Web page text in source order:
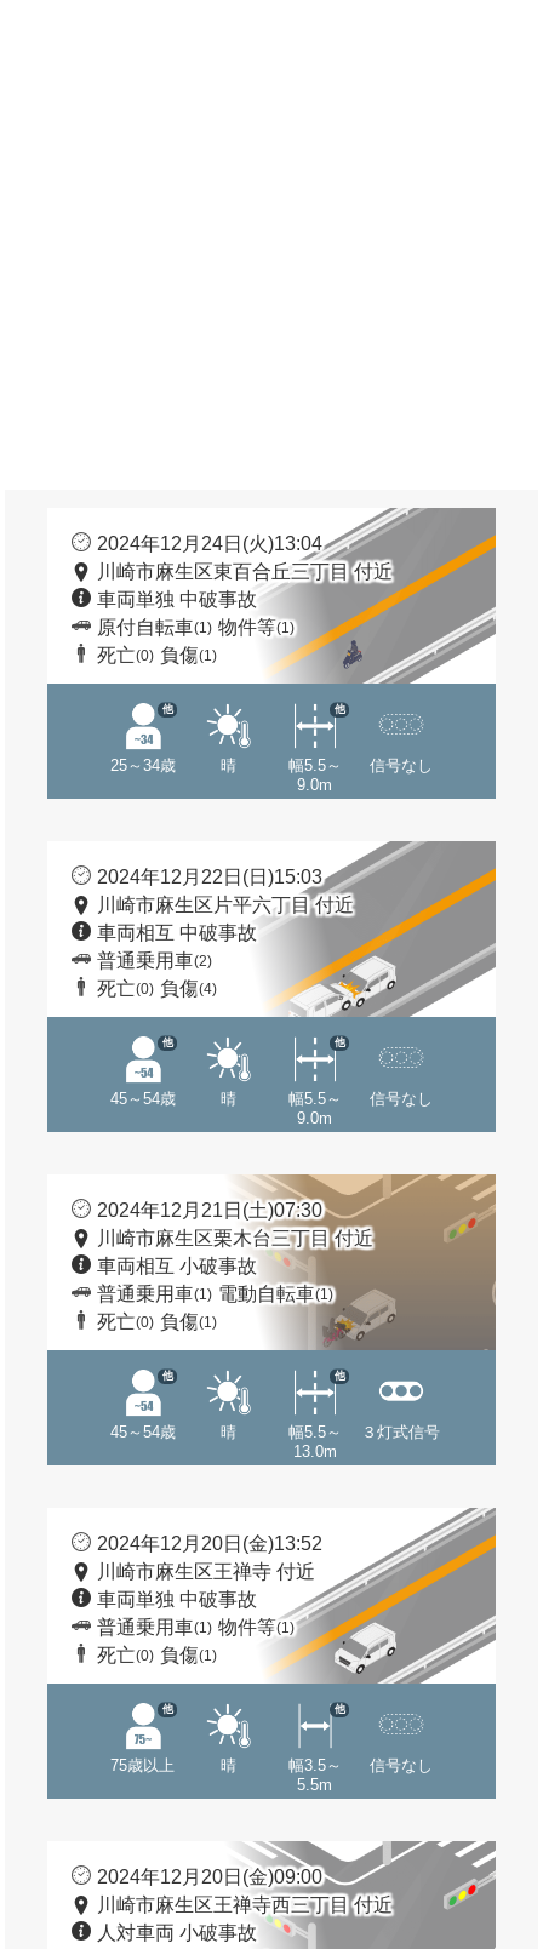
2024年12月24日(火)13:04
川崎市麻生区東百合丘三丁目 付近
車両単独 中破事故
原付自転車(1) 物件等(1)
死亡(0) 負傷(1)
25～34歳
他
晴
幅5.5～
9.0m
他
信号なし
2024年12月22日(日)15:03
川崎市麻生区片平六丁目 付近
車両相互 中破事故
普通乗用車(2)
死亡(0) 負傷(4)
45～54歳
他
晴
幅5.5～
9.0m
他
信号なし
2024年12月21日(土)07:30
川崎市麻生区栗木台三丁目 付近
車両相互 小破事故
普通乗用車(1) 電動自転車(1)
死亡(0) 負傷(1)
45～54歳
他
晴
幅5.5～
13.0m
他
３灯式信号
2024年12月20日(金)13:52
川崎市麻生区王禅寺 付近
車両単独 中破事故
普通乗用車(1) 物件等(1)
死亡(0) 負傷(1)
75歳以上
他
晴
幅3.5～
5.5m
他
信号なし
2024年12月20日(金)09:00
川崎市麻生区王禅寺西三丁目 付近
人対車両 小破事故